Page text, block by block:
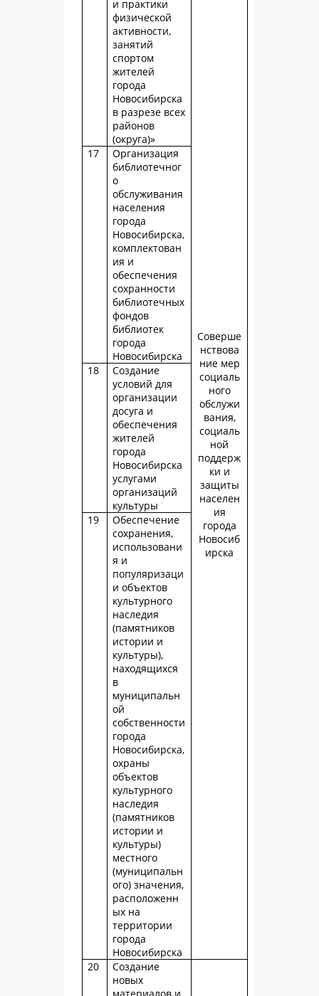
и практики
физической
активности,
занятий
спортом
жителей
города
Новосибирска
в разрезе всех
районов
(округа)»
Соверше
нствова
ние мер
социаль
ного
обслужи
вания,
социаль
ной
поддерж
ки и
защиты
населен
ия
города
Новосиб
ирска
17
Организация
библиотечног
о
обслуживания
населения
города
Новосибирска,
комплектован
ия и
обеспечения
сохранности
библиотечных
фондов
библиотек
города
Новосибирска
18
Создание
условий для
организации
досуга и
обеспечения
жителей
города
Новосибирска
услугами
организаций
культуры
19
Обеспечение
сохранения,
использовани
я и
популяризаци
и объектов
культурного
наследия
(памятников
истории и
культуры),
находящихся
в
муниципальн
ой
собственности
города
Новосибирска,
охраны
объектов
культурного
наследия
(памятников
истории и
культуры)
местного
(муниципальн
ого) значения,
расположенн
ых на
территории
города
Новосибирска
20
Создание
новых